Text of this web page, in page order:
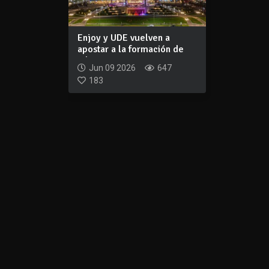
Enjoy y UDE vuelven a
apostar a la formación de
talento para...
Jun 09 2026
647
183